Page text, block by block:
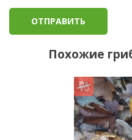
Похожие